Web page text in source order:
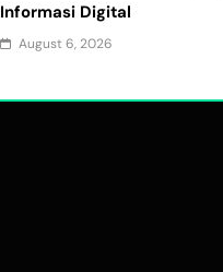
Informasi Digital
August 6, 2026